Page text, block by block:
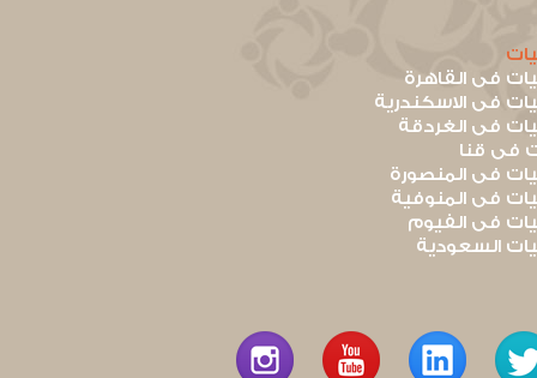
فى القاهرة
فى الاسكندرية
فى الغردقة
فى قنا
فى المنصورة
فى المنوفية
فى الفيوم
السعودية